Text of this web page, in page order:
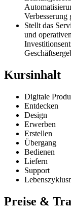
Stellt das
und
Kursinhalt
Digitale
Entdecken
Design
Erwerben
Erstellen
Übergang
Bedienen
Liefern
Support
Preise &